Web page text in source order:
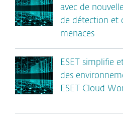
avec de
de détection et
menaces
ESET simplifie
des
ESET Cloud